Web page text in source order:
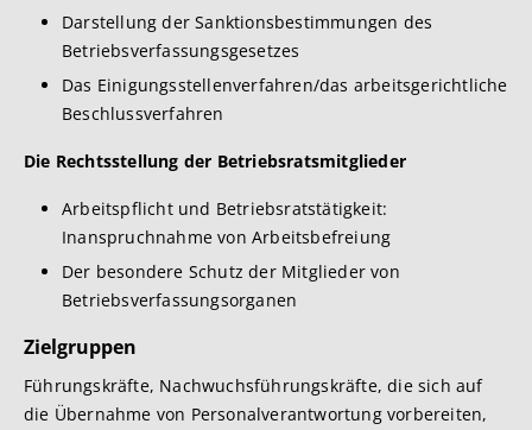
Darstellung der Sanktionsbestimmungen des
Betriebsverfassungsgesetzes
Das Einigungsstellenverfahren/das arbeitsgerichtliche
Beschlussverfahren
Die Rechtsstellung der Betriebsratsmitglieder
Arbeitspflicht und Betriebsratstätigkeit:
Inanspruchnahme von Arbeitsbefreiung
Der besondere Schutz der Mitglieder von
Betriebsverfassungsorganen
Zielgruppen
Führungskräfte, Nachwuchsführungskräfte, die sich auf
die Übernahme von Personalverantwortung vorbereiten,